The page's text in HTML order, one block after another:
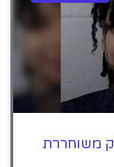
משוחררת